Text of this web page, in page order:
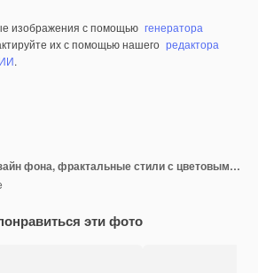
изображения с помощью генератора
их с помощью нашего редактора
.
Креативный дизайн фона, фрактальные стили с цветовым оформлением мечтательных форм на тему мечты, воображения и фантазии
эти фото